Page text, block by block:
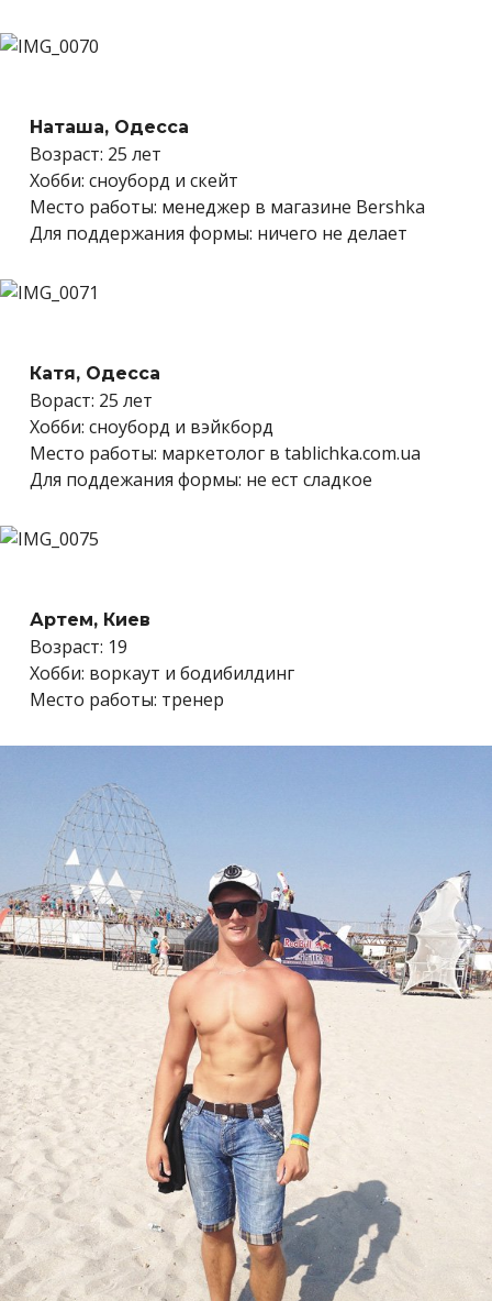
Наташа, Одесса
Возраст: 25 лет
Хобби: сноуборд и скейт
Место работы: менеджер в магазине Bershka
Для поддержания формы: ничего не делает
Катя, Одесса
Вораст: 25 лет
Хобби: сноуборд и вэйкборд
Место работы: маркетолог в tablichka.com.ua
Для поддежания формы: не ест сладкое
Артем, Киев
Возраст: 19
Хобби: воркаут и бодибилдинг
Место работы: тренер